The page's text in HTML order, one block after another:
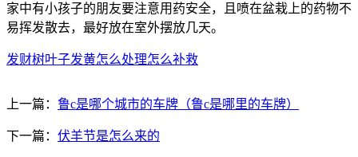
家中有小孩子的朋友要注意用药安全，且喷在盆栽上的药物不
易挥发散去，最好放在室外摆放几天。
发财树叶子发黄怎么处理怎么补救
上一篇： 鲁c是哪个城市的车牌（鲁c是哪里的车牌）
下一篇： 伏羊节是怎么来的